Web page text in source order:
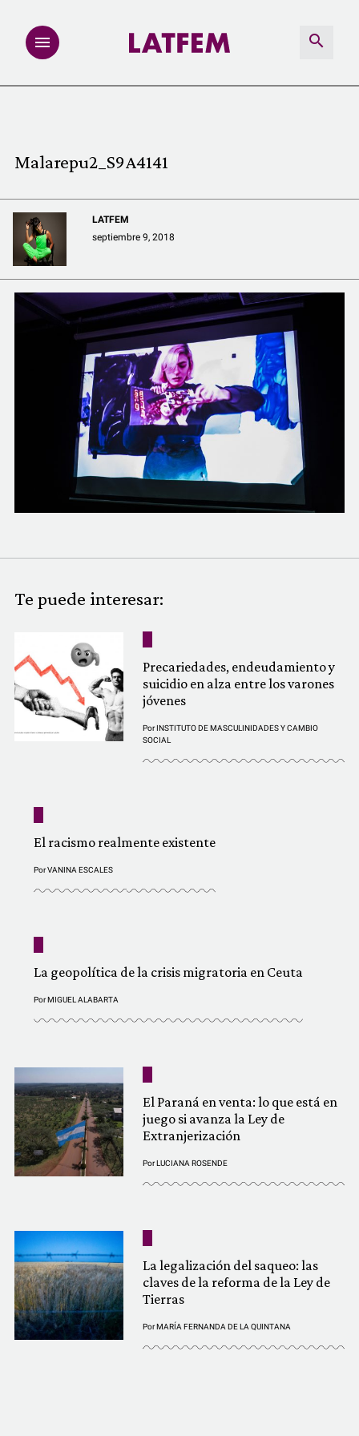
REDACCIÓN ABIERTA
LATFEMLAB.
PRODUCTOS
QUIÉNES SOMOS
Malarepu2_S9A4141
LATFEM
septiembre 9, 2018
Te puede interesar:
Precariedades, endeudamiento y
suicidio en alza entre los varones
jóvenes
PorINSTITUTO DE MASCULINIDADES Y CAMBIO
SOCIAL
El racismo realmente existente
PorVANINA ESCALES
La geopolítica de la crisis migratoria en Ceuta
PorMIGUEL ALABARTA
El Paraná en venta: lo que está en
juego si avanza la Ley de
Extranjerización
PorLUCIANA ROSENDE
La legalización del saqueo: las
claves de la reforma de la Ley de
Tierras
PorMARÍA FERNANDA DE LA QUINTANA